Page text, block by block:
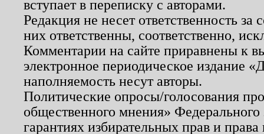
вступает в переписку с авторами.
Редакция не несет ответственность
них ответственны, соответственно,
Комментарии на сайте приравнены к
электронное периодическое издание
наполняемость несут авторы.
Политические опросы/голосования
общественного мнения»
гарантиях избирательных прав и